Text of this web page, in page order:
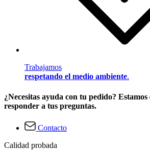
Trabajamos
respetando el medio ambiente.
¿Necesitas ayuda con tu pedido? Estamos
responder a tus preguntas.
Contacto
Calidad probada